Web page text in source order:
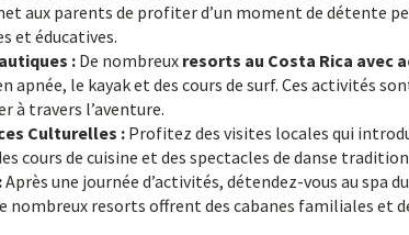
aux parents de profiter d’un moment de détente
et éducatives.
: De nombreux resorts au Costa Rica avec
apnée, le kayak et des cours de surf. Ces activités
à travers l’aventure.
Culturelles : Profitez des visites locales qui
cours de cuisine et des spectacles de danse
Après une journée d’activités, détendez-vous au spa
nombreux resorts offrent des cabanes familiales et